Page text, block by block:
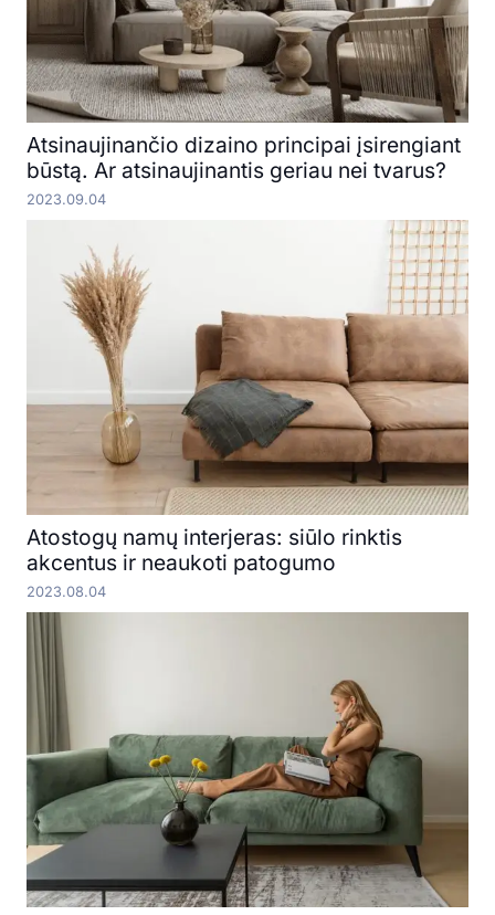
Atsinaujinančio dizaino principai įsirengiant
būstą. Ar atsinaujinantis geriau nei tvarus?
2023.09.04
Atostogų namų interjeras: siūlo rinktis
akcentus ir neaukoti patogumo
2023.08.04